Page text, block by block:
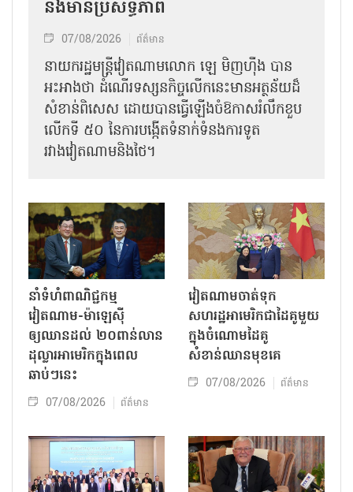
និងមានប្រសិទ្ធភាព
07/08/2026 ព័ត៌មាន
នាយករដ្ឋមន្ត្រីវៀតណាមលោក ឡេ មិញហ៊ឹង បាន
អះអាងថា ដំណើរទស្សនកិច្ចលើកនេះមានអត្ថន័យដ៏
សំខាន់ពិសេស ដោយបានធ្វើឡើងចំឱកាសរំលឹកខួប
លើកទី ៥០ នៃការបង្កើតទំនាក់ទំនងការទូត
រវាងវៀតណាមនិងថៃ។
នាំទំហំពាណិជ្ជកម្ម
វៀតណាម-ម៉ាឡេស៊ី
ឲ្យឈានដល់ ២០ពាន់លាន
ដុល្លារអាមេរិកក្នុងពេល
ឆាប់ៗនេះ
07/08/2026 ព័ត៌មាន
វៀតណាមចាត់ទុក
សហរដ្ឋអាមេរិកជាដៃគូមួយ
ក្នុងចំណោមដៃគូ
សំខាន់ឈានមុខគេ
07/08/2026 ព័ត៌មាន